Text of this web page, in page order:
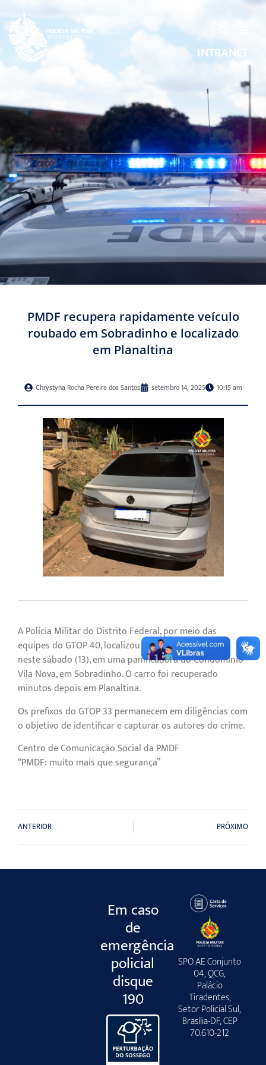
INTRANET
PMDF recupera rapidamente veículo
roubado em Sobradinho e localizado
em Planaltina
Chrystyna Rocha Pereira dos Santos setembro 14, 2025 10:15 am
A Polícia Militar do Distrito Federal, por meio das
equipes do GTOP 40, localizou um veículo roubado
neste sábado (13), em uma panificadora do Condomínio
Vila Nova, em Sobradinho. O carro foi recuperado
minutos depois em Planaltina.
Os prefixos do GTOP 33 permanecem em diligências com
o objetivo de identificar e capturar os autores do crime.
Centro de Comunicação Social da PMDF
“PMDF: muito mais que segurança”
ANTERIOR PRÓXIMO
Em caso
de
emergência
policial
disque
190
SPO AE Conjunto
04, QCG,
Palácio
Tiradentes,
Setor Policial Sul,
Brasília-DF, CEP
70.610-212